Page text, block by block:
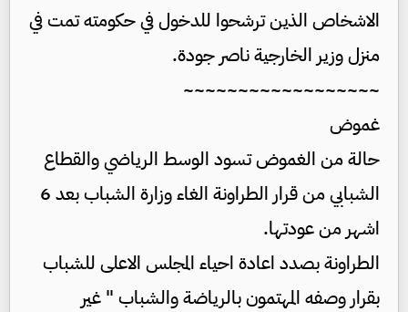
الاشخاص الذين ترشحوا للدخول في حكومته تمت في
منزل وزير الخارجية ناصر جودة.
~~~~~~~~~~~~~~~~~~
غموض
حالة من الغموض تسود الوسط الرياضي والقطاع
الشبابي من قرار الطراونة الغاء وزارة الشباب بعد 6
اشهر من عودتها.
الطراونة بصدد اعادة احياء المجلس الاعلى للشباب
بقرار وصفه المهتمون بالرياضة والشباب " غير